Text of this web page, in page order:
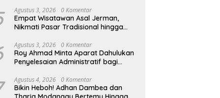
Agustus 3, 2026 0 Komentar
Empat Wisatawan Asal Jerman,
Nikmati Pasar Tradisional hingga
Agustus 3, 2026 0 Komentar
Roy Ahmad Minta Aparat Dahulukan
Penyelesaian Administratif bagi
Agustus 4, 2026 0 Komentar
Bikin Heboh! Adhan Dambea dan